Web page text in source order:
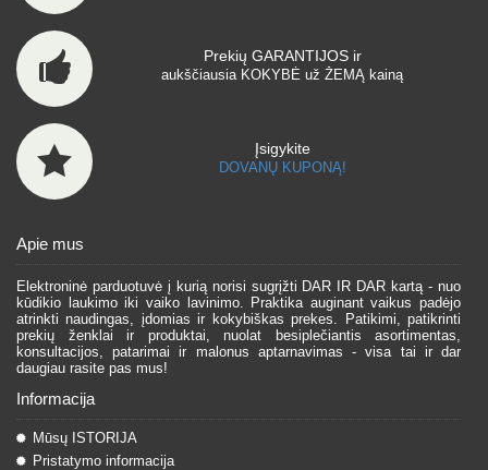
Prekių GARANTIJOS ir
aukščiausia KOKYBĖ už ŽEMĄ kainą
Įsigykite
DOVANŲ KUPONĄ!
Apie mus
Elektroninė parduotuvė į kurią norisi sugrįžti DAR IR DAR kartą - nuo
kūdikio laukimo iki vaiko lavinimo. Praktika auginant vaikus padėjo
atrinkti naudingas, įdomias ir kokybiškas prekes. Patikimi, patikrinti
prekių ženklai ir produktai, nuolat besiplečiantis asortimentas,
konsultacijos, patarimai ir malonus aptarnavimas - visa tai ir dar
daugiau rasite pas mus!
Informacija
Mūsų ISTORIJA
Pristatymo informacija